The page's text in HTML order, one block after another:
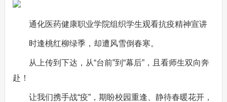
通化医药健康职业学院组织学生观看抗疫精神宣讲
时逢桃红柳绿季，却遭风雪倒春寒。
从上传到下达，从“台前”到“幕后”，且看师生双向奔
赴！
让我们携手战“疫”，期盼校园重逢、静待春暖花开，